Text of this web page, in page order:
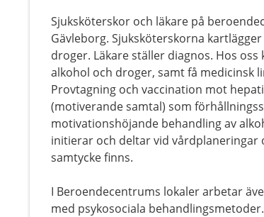
Sjuksköterskor och läkare på
Gävleborg. Sjuksköterskorna
droger. Läkare ställer diagnos. Hos
alkohol och droger, samt få medicinsk
Provtagning och vaccination mot
(motiverande samtal) som
motivationshöjande behandling av
initierar och deltar vid vårdplaneringar
samtycke finns.
I Beroendecentrums lokaler arbetar
med psykosociala